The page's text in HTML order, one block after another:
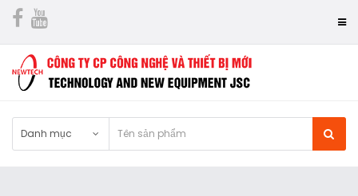
Danh mục